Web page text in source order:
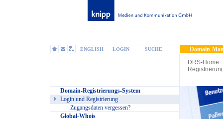
ENGLISH LOGIN SUCHE
Domain-
DRS-Home
Domain-Registrierungs-System
Login und Registrierung
Zugangsdaten vergessen?
Global-Whois